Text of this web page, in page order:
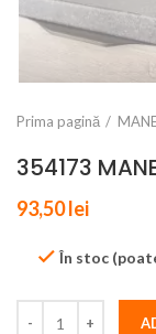
Prima pagină
354173
93,50lei
În stoc